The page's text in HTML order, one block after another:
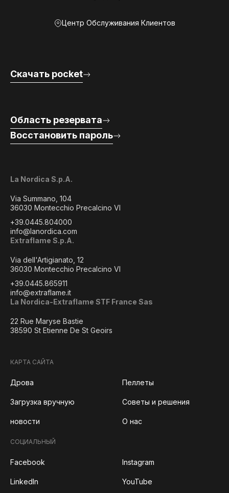
Центр Обслуживания Клиентов
La Nordica S.p.A.
Via Summano, 104
36030 Montecchio Precalcino VI
+39.0445.804000
info@lanordica.com
Extraflame S.p.A.
Via dell'Artigianato, 12
36030 Montecchio Precalcino VI
+39.0445.865911
info@extraflame.it
La Nordica-Extraflame STF France Sas
22 Rue Maryse Bastie
38590 St Etienne De St Geoirs
Скачать pocket
Область резервата
Восстановить пароль
КАРТА САЙТА
Дрова Пеллеты
Загрузка вручную Советы и решения
новости О нас
СОЦИАЛЬНЫЙ
Facebook Instagram
LinkedIn YouTube